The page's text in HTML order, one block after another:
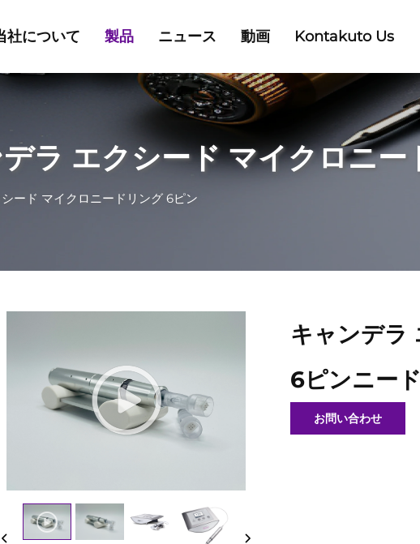
社について 製品 ニュース 動画 Kontakuto Us
ラ エクシード マイクロニ
ード マイクロニードリング 6ピン
キャンデラ
6ピンニー
お問い合わせ